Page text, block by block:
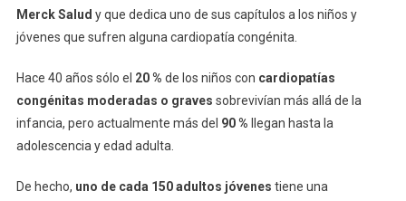
Merck Salud y que dedica uno de sus capítulos a los niños y
jóvenes que sufren alguna cardiopatía congénita.
Hace 40 años sólo el 20 % de los niños con cardiopatías
congénitas moderadas o graves sobrevivían más allá de la
infancia, pero actualmente más del 90 % llegan hasta la
adolescencia y edad adulta.
De hecho, uno de cada 150 adultos jóvenes tiene una